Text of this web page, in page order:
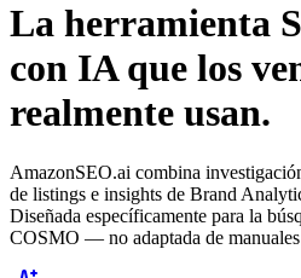
La herramienta
con IA que los
realmente usan.
AmazonSEO.ai combina
de listings e insights de Brand
Diseñada específicamente para la
COSMO — no adaptada de